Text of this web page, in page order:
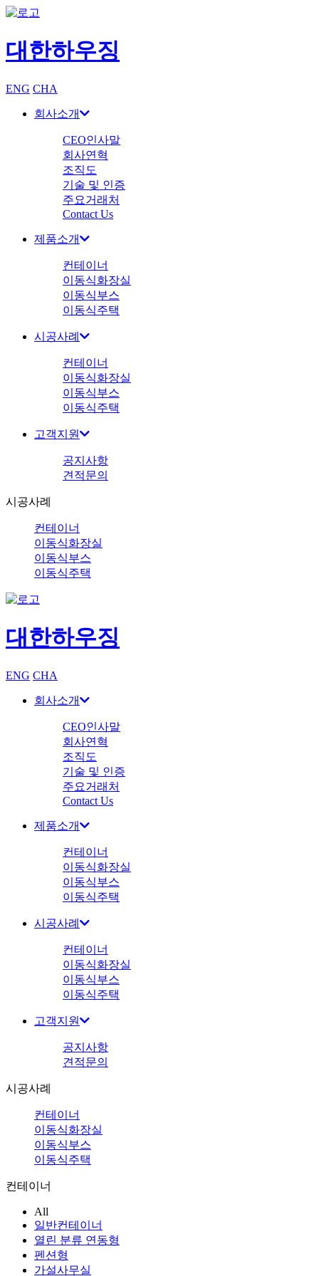
대한하우징
ENG CHA
회사소개
CEO인사말
회사연혁
조직도
기술 및 인증
주요거래처
Contact Us
제품소개
컨테이너
이동식화장실
이동식부스
이동식주택
시공사례
컨테이너
이동식화장실
이동식부스
이동식주택
고객지원
공지사항
견적문의
시공사례
컨테이너
이동식화장실
이동식부스
이동식주택
대한하우징
ENG CHA
회사소개
CEO인사말
회사연혁
조직도
기술 및 인증
주요거래처
Contact Us
제품소개
컨테이너
이동식화장실
이동식부스
이동식주택
시공사례
컨테이너
이동식화장실
이동식부스
이동식주택
고객지원
공지사항
견적문의
시공사례
컨테이너
이동식화장실
이동식부스
이동식주택
컨테이너
All
일반컨테이너
열린 분류 연동형
펜션형
가설사무실